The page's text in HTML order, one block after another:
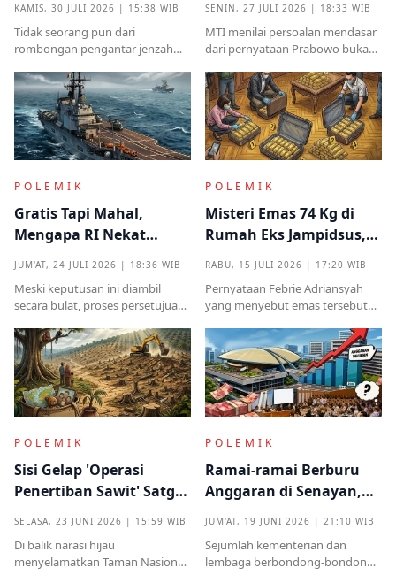
Kampung Halaman
KAMIS, 30 JULI 2026 | 15:38 WIB
Tidak seorang pun dari
rombongan pengantar jenzah
identitas ataupun menjelaskan
dari instansi mana.
SENIN, 27 JULI 2026 | 18:33 WIB
MTI menilai persoalan mendasar
dari pernyataan Prabowo bukan
melainkan implikasinya yang
sangat destruktif bagi kualitas
demokrasi
POLEMIK
Gratis Tapi Mahal,
Mengapa RI Nekat
Induk Tua Italia?
JUM'AT, 24 JULI 2026 | 18:36 WIB
Meski keputusan ini diambil
secara bulat, proses persetujuan
kritik tajam terkait prosedur yang
mendadak serta kekhawatiran
akan beban anggaran
POLEMIK
Misteri Emas 74 Kg di
Rumah Eks Jampidsus,
RABU, 15 JULI 2026 | 17:20 WIB
Pernyataan Febrie Adriansyah
yang menyebut emas tersebut
menjadi titik penting dalam
proses pembuktian
POLEMIK
Sisi Gelap 'Operasi
Penertiban Sawit' Satgas
SELASA, 23 JUNI 2026 | 15:59 WIB
Di balik narasi hijau
menyelamatkan Taman Nasional
POLEMIK
Ramai-ramai Berburu
Anggaran di Senayan,
JUM'AT, 19 JUNI 2026 | 21:10 WIB
Sejumlah kementerian dan
lembaga berbondong-bondong